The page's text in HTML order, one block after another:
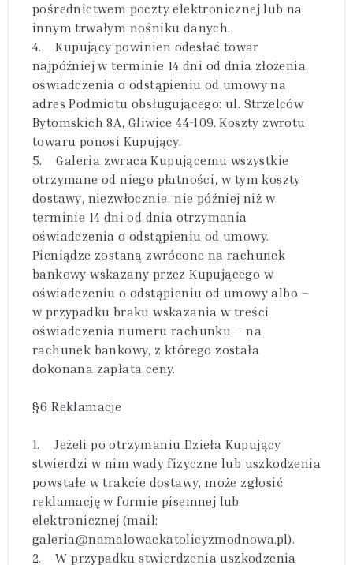
pośrednictwem poczty elektronicznej lub na
innym trwałym nośniku danych.
4. Kupujący powinien odesłać towar
najpóźniej w terminie 14 dni od dnia złożenia
oświadczenia o odstąpieniu od umowy na
adres Podmiotu obsługującego: ul. Strzelców
Bytomskich 8A, Gliwice 44-109. Koszty zwrotu
towaru ponosi Kupujący.
5. Galeria zwraca Kupującemu wszystkie
otrzymane od niego płatności, w tym koszty
dostawy, niezwłocznie, nie później niż w
terminie 14 dni od dnia otrzymania
oświadczenia o odstąpieniu od umowy.
Pieniądze zostaną zwrócone na rachunek
bankowy wskazany przez Kupującego w
oświadczeniu o odstąpieniu od umowy albo –
w przypadku braku wskazania w treści
oświadczenia numeru rachunku – na
rachunek bankowy, z którego została
dokonana zapłata ceny.
§6 Reklamacje
1. Jeżeli po otrzymaniu Dzieła Kupujący
stwierdzi w nim wady fizyczne lub uszkodzenia
powstałe w trakcie dostawy, może zgłosić
reklamację w formie pisemnej lub
elektronicznej (mail:
galeria@namalowackatolicyzmodnowa.pl).
2. W przypadku stwierdzenia uszkodzenia